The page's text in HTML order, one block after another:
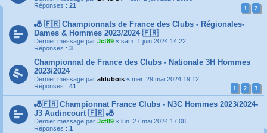
Réponses : 21 1 2
🎳 🇫🇷 Championnats de France des Clubs - Régionales-
Dames & Hommes 2023/2024 🇫🇷
Dernier message par Jct89 « sam. 1 juin 2024 14:22
Réponses : 3
Championnat de France des Clubs - Nationale 3H Hommes
2023/2024
Dernier message par aldubois « mer. 29 mai 2024 19:12
Réponses : 41 1 2 3
🎳🇫🇷 Championnat France Clubs - N3C Hommes 2023/2024-
J3 Audincourt 🇫🇷 🎳
Dernier message par Jct89 « lun. 27 mai 2024 17:08
Réponses : 1